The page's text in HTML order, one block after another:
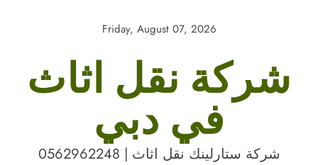
Friday, August 07, 2026
شركة نقل اثاث
في دبي
شركة ستارلينك نقل اثاث | 0562962248